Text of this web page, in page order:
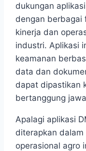
dukungan
dengan berbagai
kinerja dan
industri. Aplikasi
keamanan
data dan
dapat dipastikan
bertanggung
Apalagi aplikasi
diterapkan
operasional agro